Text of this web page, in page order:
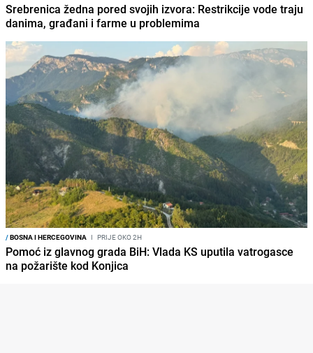
Srebrenica žedna pored svojih izvora: Restrikcije vode traju
danima, građani i farme u problemima
/BOSNA I HERCEGOVINA I PRIJE OKO 2H
Pomoć iz glavnog grada BiH: Vlada KS uputila vatrogasce
na požarište kod Konjica